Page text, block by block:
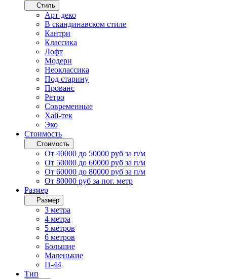
Стиль
Арт-деко
В скандинавском стиле
Кантри
Классика
Лофт
Модерн
Неоклассика
Под старину
Прованс
Ретро
Современные
Хай-тек
Эко
Стоимость
Стоимость
От 40000 до 50000 руб за п/м
От 50000 до 60000 руб за п/м
От 60000 до 80000 руб за п/м
От 80000 руб за пог. метр
Размер
Размер
3 метра
4 метра
5 метров
6 метров
Большие
Маленькие
П-44
Тип